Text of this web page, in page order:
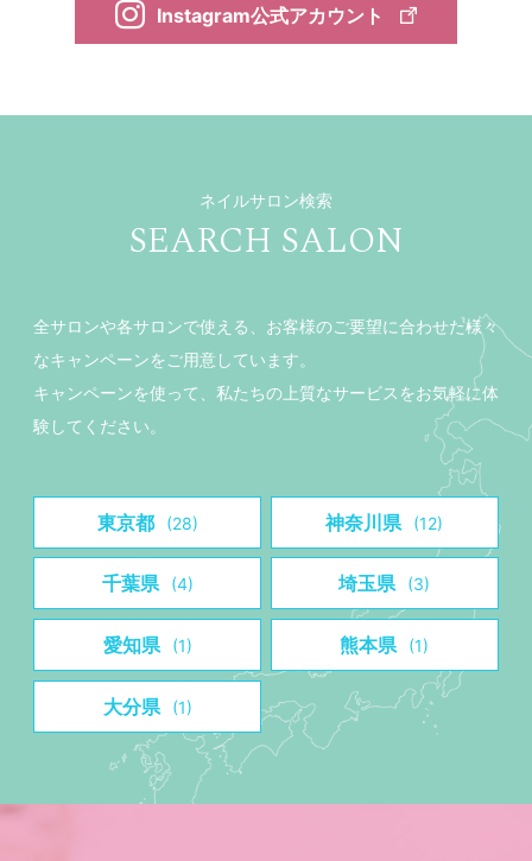
Instagram公式アカウント
ネイルサロン検索
SEARCH SALON
全サロンや各サロンで使える、お客様のご要望に合わせた様々
なキャンペーンをご用意しています。
キャンペーンを使って、私たちの上質なサービスをお気軽に体
験してください。
東京都 (28) 神奈川県 (12)
千葉県 (4) 埼玉県 (3)
愛知県 (1) 熊本県 (1)
大分県 (1)